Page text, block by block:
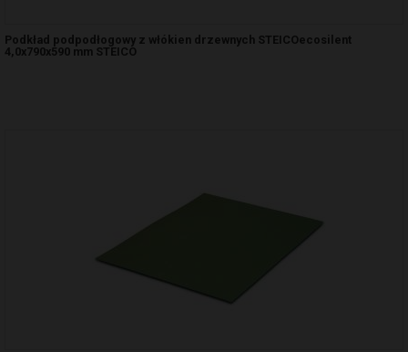
Podkład podpodłogowy z włókien drzewnych STEICOecosilent
4,0x790x590 mm STEICO